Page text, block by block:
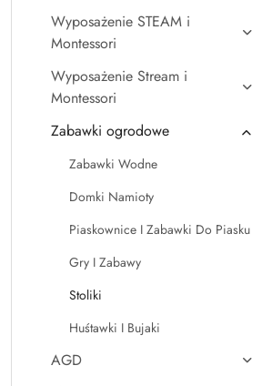
Wyposażenie STEAM i
Montessori
Wyposażenie Stream i
Montessori
Zabawki ogrodowe
Zabawki Wodne
Domki Namioty
Piaskownice I Zabawki Do Piasku
Gry I Zabawy
Stoliki
Huśtawki I Bujaki
AGD